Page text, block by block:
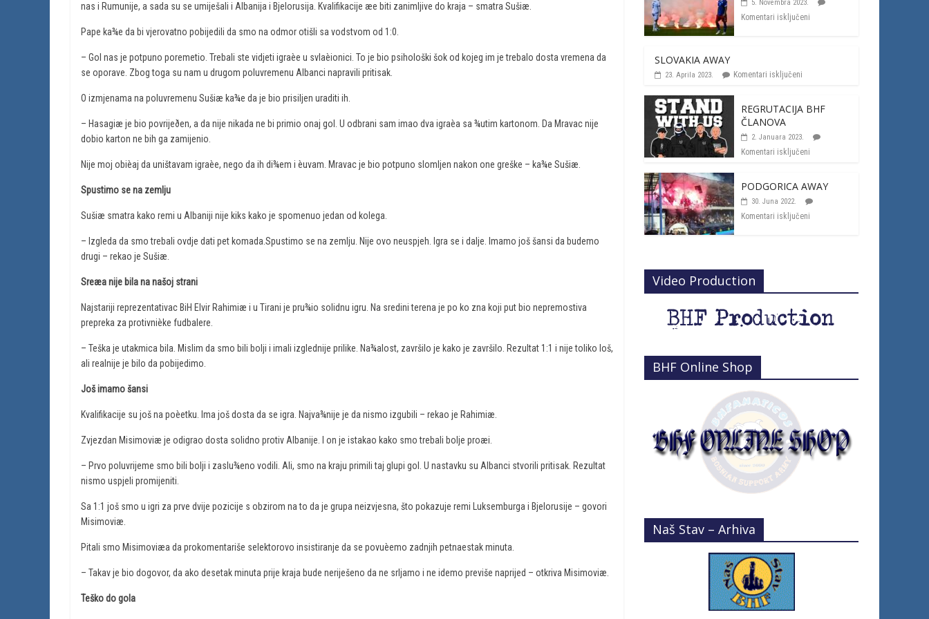
nas i Rumunije, a sada su se umiješali i Albanija i Bjelorusija. Kvalifikacije æe biti zanimljive do kraja – smatra Sušiæ.
Pape ka¾e da bi vjerovatno pobijedili da smo na odmor otišli sa vodstvom od 1:0.
– Gol nas je potpuno poremetio. Trebali ste vidjeti igraèe u svlaèionici. To je bio psihološki šok od kojeg im je trebalo dosta vremena da
se oporave. Zbog toga su nam u drugom poluvremenu Albanci napravili pritisak.
O izmjenama na poluvremenu Sušiæ ka¾e da je bio prisiljen uraditi ih.
– Hasagiæ je bio povrijeðen, a da nije nikada ne bi primio onaj gol. U odbrani sam imao dva igraèa sa ¾utim kartonom. Da Mravac nije
dobio karton ne bih ga zamijenio.
Nije moj obièaj da uništavam igraèe, nego da ih di¾em i èuvam. Mravac je bio potpuno slomljen nakon one greške – ka¾e Sušiæ.
Spustimo se na zemlju
Sušiæ smatra kako remi u Albaniji nije kiks kako je spomenuo jedan od kolega.
– Izgleda da smo trebali ovdje dati pet komada.Spustimo se na zemlju. Nije ovo neuspjeh. Igra se i dalje. Imamo još šansi da budemo
drugi – rekao je Sušiæ.
Sreæa nije bila na našoj strani
Najstariji reprezentativac BiH Elvir Rahimiæ i u Tirani je pru¾io solidnu igru. Na sredini terena je po ko zna koji put bio nepremostiva
prepreka za protivnièke fudbalere.
– Teška je utakmica bila. Mislim da smo bili bolji i imali izglednije prilike. Na¾alost, završilo je kako je završilo. Rezultat 1:1 i nije toliko loš,
ali realnije je bilo da pobijedimo.
Još imamo šansi
Kvalifikacije su još na poèetku. Ima još dosta da se igra. Najva¾nije je da nismo izgubili – rekao je Rahimiæ.
Zvjezdan Misimoviæ je odigrao dosta solidno protiv Albanije. I on je istakao kako smo trebali bolje proæi.
– Prvo poluvrijeme smo bili bolji i zaslu¾eno vodili. Ali, smo na kraju primili taj glupi gol. U nastavku su Albanci stvorili pritisak. Rezultat
nismo uspjeli promijeniti.
Sa 1:1 još smo u igri za prve dvije pozicije s obzirom na to da je grupa neizvjesna, što pokazuje remi Luksemburga i Bjelorusije – govori
Misimoviæ.
Pitali smo Misimoviæa da prokomentariše selektorovo insistiranje da se povuèemo zadnjih petnaestak minuta.
– Takav je bio dogovor, da ako desetak minuta prije kraja bude neriješeno da ne srljamo i ne idemo previše naprijed – otkriva Misimoviæ.
Teško do gola
5. Novembra 2023.
Komentari isključeni
SLOVAKIA AWAY
23. Aprila 2023. Komentari isključeni
REGRUTACIJA BHF
ČLANOVA
2. Januara 2023.
Komentari isključeni
PODGORICA AWAY
30. Juna 2022.
Komentari isključeni
Video Production
BHF Online Shop
Naš Stav – Arhiva